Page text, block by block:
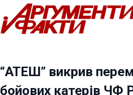
Перейти
до
вмісту
“АТЕШ” викрив
бойових катерів ЧФ